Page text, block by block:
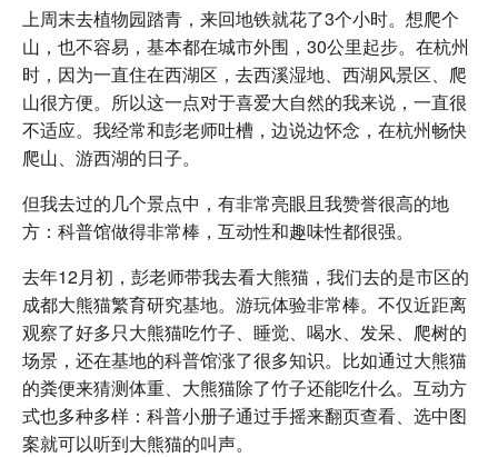
上周末去植物园踏青，来回地铁就花了3个小时。想爬个
山，也不容易，基本都在城市外围，30公里起步。在杭州
时，因为一直住在西湖区，去西溪湿地、西湖风景区、爬
山很方便。所以这一点对于喜爱大自然的我来说，一直很
不适应。我经常和彭老师吐槽，边说边怀念，在杭州畅快
爬山、游西湖的日子。
但我去过的几个景点中，有非常亮眼且我赞誉很高的地
方：科普馆做得非常棒，互动性和趣味性都很强。
去年12月初，彭老师带我去看大熊猫，我们去的是市区的
成都大熊猫繁育研究基地。游玩体验非常棒。不仅近距离
观察了好多只大熊猫吃竹子、睡觉、喝水、发呆、爬树的
场景，还在基地的科普馆涨了很多知识。比如通过大熊猫
的粪便来猜测体重、大熊猫除了竹子还能吃什么。互动方
式也多种多样：科普小册子通过手摇来翻页查看、选中图
案就可以听到大熊猫的叫声。